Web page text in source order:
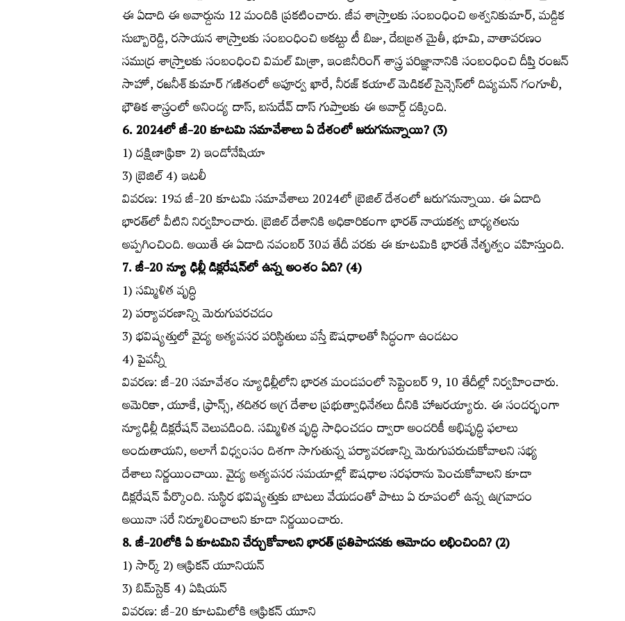
ఈ ఏడాది ఈ అవార్డును 12 మందికి ప్రకటించారు. జీవ శాస్ర్తాలకు సంబంధించి అశ్వనికుమార్‌, మడ్డిక
సుబ్బారెడ్డి, రసాయన శాస్ర్తాలకు సంబంధించి అకట్టు టీ బిజు, దేబబ్రత మైతీ, భూమి, వాతావరణం
సముద్ర శాస్ర్తాలకు సంబంధించి విమల్‌ మిశ్రా, ఇంజినీరింగ్‌ శాస్త్ర పరిజ్ఞానానికి సంబంధించి దీప్తి రంజన్‌
సాహో, రజనీశ్‌ కుమార్‌ గణితంలో అపూర్వ ఖారే, నీరజ్‌ కయాల్‌ మెడికల్‌ సైన్సెస్‌లో దిప్యమన్‌ గంగూలీ,
భౌతిక శాస్త్రంలో అనింద్య దాస్‌, బసుదేవ్‌ దాస్‌ గుప్తాలకు ఈ అవార్డ్‌ దక్కింది.
6. 2024లో జీ-20 కూటమి సమావేశాలు ఏ దేశంలో జరుగనున్నాయి? (3)
1) దక్షిణాఫ్రికా 2) ఇండోనేషియా
3) బ్రెజిల్‌ 4) ఇటలీ
వివరణ: 19వ జీ-20 కూటమి సమావేశాలు 2024లో బ్రెజిల్‌ దేశంలో జరుగనున్నాయి. ఈ ఏడాది
భారత్‌లో వీటిని నిర్వహించారు. బ్రెజిల్‌ దేశానికి అధికారికంగా భారత్‌ నాయకత్వ బాధ్యతలను
అప్పగించింది. అయితే ఈ ఏడాది నవంబర్‌ 30వ తేదీ వరకు ఈ కూటమికి భారతే నేతృత్వం వహిస్తుంది.
7. జీ-20 న్యూ ఢిల్లీ డిక్లరేషన్‌లో ఉన్న అంశం ఏది? (4)
1) సమ్మిళిత వృద్ధి
2) పర్యావరణాన్ని మెరుగుపరచడం
3) భవిష్యత్తులో వైద్య అత్యవసర పరిస్థితులు వస్తే ఔషధాలతో సిద్ధంగా ఉండటం
4) పైవన్నీ
వివరణ: జీ-20 సమావేశం న్యూఢిల్లీలోని భారత మండపంలో సెప్టెంబర్‌ 9, 10 తేదీల్లో నిర్వహించారు.
అమెరికా, యూకే, ఫ్రాన్స్‌, తదితర అగ్ర దేశాల ప్రభుత్వాధినేతలు దీనికి హాజరయ్యారు. ఈ సందర్భంగా
న్యూఢిల్లీ డిక్లరేషన్‌ వెలువడింది. సమ్మిళిత వృద్ధి సాధించడం ద్వారా అందరికీ అభివృద్ధి ఫలాలు
అందుతాయని, అలాగే విధ్వంసం దిశగా సాగుతున్న పర్యావరణాన్ని మెరుగుపరుచుకోవాలని సభ్య
దేశాలు నిర్ణయించాయి. వైద్య అత్యవసర సమయాల్లో ఔషధాల సరఫరాను పెంచుకోవాలని కూడా
డిక్లరేషన్‌ పేర్కొంది. సుస్థిర భవిష్యత్తుకు బాటలు వేయడంతో పాటు ఏ రూపంలో ఉన్న ఉగ్రవాదం
అయినా సరే నిర్మూలించాలని కూడా నిర్ణయించారు.
8. జీ-20లోకి ఏ కూటమిని చేర్చుకోవాలని భారత్‌ ప్రతిపాదనకు ఆమోదం లభించింది? (2)
1) సార్క్‌ 2) ఆఫ్రికన్‌ యూనియన్‌
3) బిమ్‌స్టెక్‌ 4) ఏషియన్‌
వివరణ: జీ-20 కూటమిలోకి ఆఫ్రికన్‌ యూని